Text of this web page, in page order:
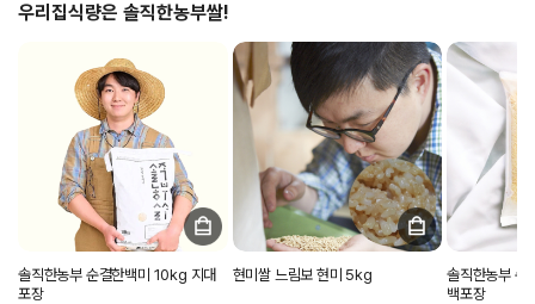
우리집식량은 솔직한농부쌀!
솔직한농부 순결한백미 10kg 지대
포장
현미쌀 느림보 현미 5kg
솔직한농부 순
백포장